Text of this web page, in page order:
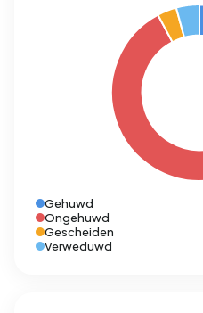
Gehuwd
Ongehuwd
Gescheiden
Verweduwd